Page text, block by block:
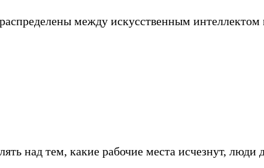
между искусственным интеллектом
над тем, какие рабочие места исчезнут,